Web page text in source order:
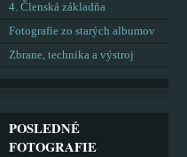
4. Členská základňa
Fotografie zo starých albumov
Zbrane, technika a výstroj
POSLEDNÉ
FOTOGRAFIE